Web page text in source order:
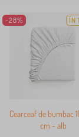
-28% ÎN
Cearceaf de bumbac
cm - alb